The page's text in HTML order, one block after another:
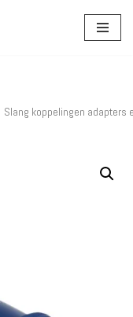
Slang koppelingen adapters